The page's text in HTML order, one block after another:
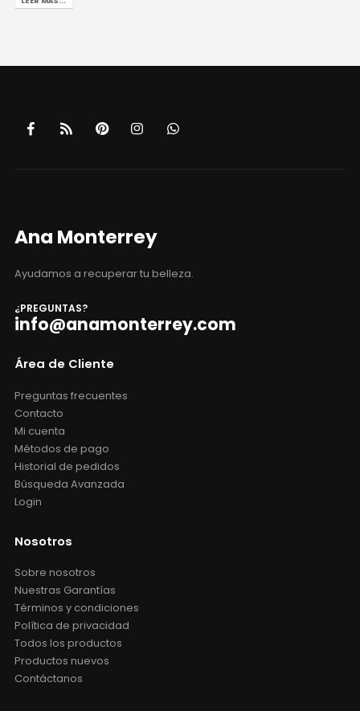
Ana Monterrey
Ayudamos a recuperar tu belleza.
¿PREGUNTAS?
info@anamonterrey.com
Área de Cliente
Preguntas frecuentes
Contacto
Mi cuenta
Métodos de pago
Historial de pedidos
Búsqueda Avanzada
Login
Nosotros
Sobre nosotros
Nuestras Garantías
Términos y condiciones
Política de privacidad
Todos los productos
Productos nuevos
Contáctanos